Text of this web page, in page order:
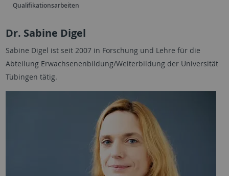
Qualifikationsarbeiten
Dr. Sabine Digel
Sabine Digel ist seit 2007 in Forschung und Lehre für die
Abteilung Erwachsenenbildung/Weiterbildung der Universität
Tübingen tätig.